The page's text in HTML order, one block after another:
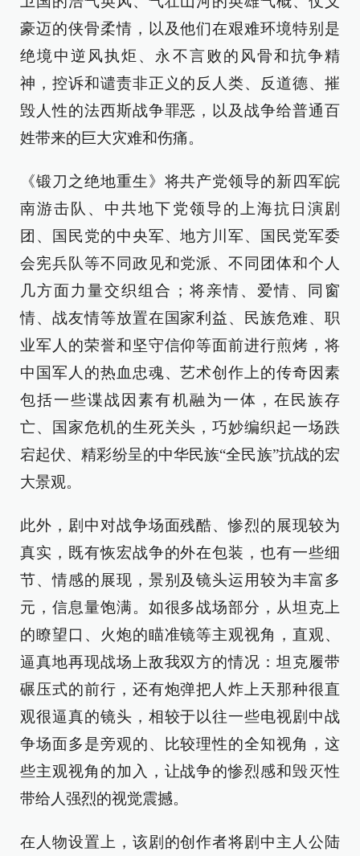
豪迈的侠骨柔情，以及他们在艰难环境特别是
绝境中逆风执炬、永不言败的风骨和抗争精
神，控诉和谴责非正义的反人类、反道德、摧
毁人性的法西斯战争罪恶，以及战争给普通百
姓带来的巨大灾难和伤痛。
《锻刀之绝地重生》将共产党领导的新四军皖
南游击队、中共地下党领导的上海抗日演剧
团、国民党的中央军、地方川军、国民党军委
会宪兵队等不同政见和党派、不同团体和个人
几方面力量交织组合；将亲情、爱情、同窗
情、战友情等放置在国家利益、民族危难、职
业军人的荣誉和坚守信仰等面前进行煎烤，将
中国军人的热血忠魂、艺术创作上的传奇因素
包括一些谍战因素有机融为一体，在民族存
亡、国家危机的生死关头，巧妙编织起一场跌
宕起伏、精彩纷呈的中华民族“全民族”抗战的宏
大景观。
此外，剧中对战争场面残酷、惨烈的展现较为
真实，既有恢宏战争的外在包装，也有一些细
节、情感的展现，景别及镜头运用较为丰富多
元，信息量饱满。如很多战场部分，从坦克上
的瞭望口、火炮的瞄准镜等主观视角，直观、
逼真地再现战场上敌我双方的情况：坦克履带
碾压式的前行，还有炮弹把人炸上天那种很直
观很逼真的镜头，相较于以往一些电视剧中战
争场面多是旁观的、比较理性的全知视角，这
些主观视角的加入，让战争的惨烈感和毁灭性
带给人强烈的视觉震撼。
在人物设置上，该剧的创作者将剧中主人公陆